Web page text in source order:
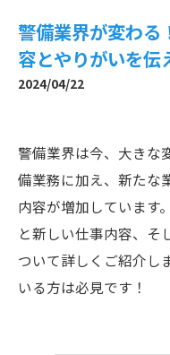
警備業界が変わ
容とやりがいを伝
2024/04/22
警備業界は今、大きな
備業務に加え、新たな
内容が増加しています
と新しい仕事内容、そ
ついて詳しくご紹介し
いる方は必見です！